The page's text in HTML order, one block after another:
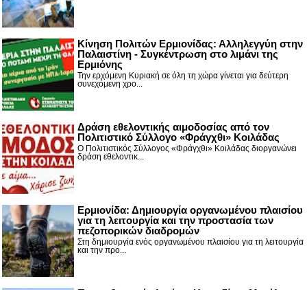
Κίνηση Πολιτών Ερμιονίδας: Αλληλεγγύη στην
Παλαιστίνη - Συγκέντρωση στο λιμάνι της
Ερμιόνης
Την ερχόμενη Κυριακή σε όλη τη χώρα γίνεται για δεύτερη
συνεχόμενη χρο...
Δράση εθελοντικής αιμοδοσίας από τον
Πολιτιστικό Σύλλογο «Φράγχθι» Κοιλάδας
Ο Πολιτιστικός Σύλλογος «Φράγχθι» Κοιλάδας διοργανώνει
δράση εθελοντικ...
Ερμιονίδα: Δημιουργία οργανωμένου πλαισίου
για τη λειτουργία και την προστασία των
πεζοπορικών διαδρομών
Στη δημιουργία ενός οργανωμένου πλαισίου για τη λειτουργία
και την προ...